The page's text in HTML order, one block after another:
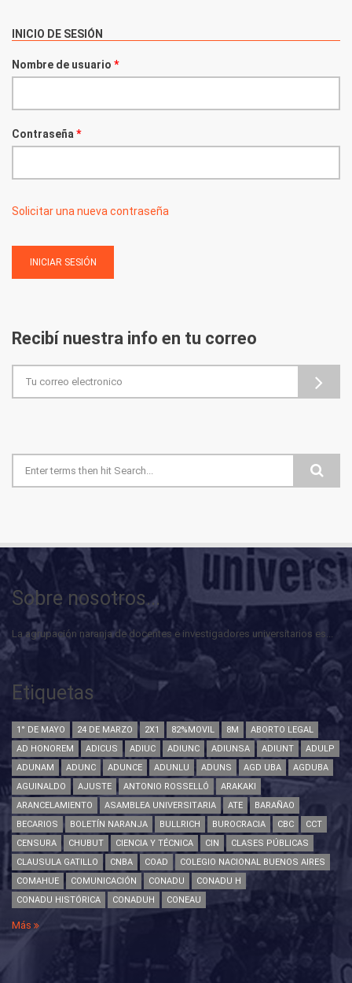
INICIO DE SESIÓN
Nombre de usuario *
Contraseña *
Solicitar una nueva contraseña
Recibí nuestra info en tu correo
Formulario de búsqueda
Sobre nosotros...
La agrupación naranja de docentes e investigadores universitarios es...
Etiquetas
1° DE MAYO 24 DE MARZO 2X1 82%MOVIL 8M
ABORTO LEGAL
AD HONOREM
ADICUS ADIUC ADIUNC ADIUNSA ADIUNT
ADULP
ADUNAM
ADUNC ADUNCE ADUNLU ADUNS AGD UBA
AGDUBA
AGUINALDO
AJUSTE ANTONIO ROSSELLÓ
ARAKAKI
ARANCELAMIENTO
ASAMBLEA UNIVERSITARIA ATE
BARAÑAO
BECARIOS
BOLETÍN NARANJA BULLRICH BUROCRACIA CBC
CCT
CENSURA
CHUBUT CIENCIA Y TÉCNICA CIN
CLASES PÚBLICAS
CLAUSULA GATILLO
CNBA COAD
COLEGIO NACIONAL BUENOS AIRES
COMAHUE
COMUNICACIÓN CONADU
CONADU H
CONADU HISTÓRICA
CONADUH CONEAU
Más